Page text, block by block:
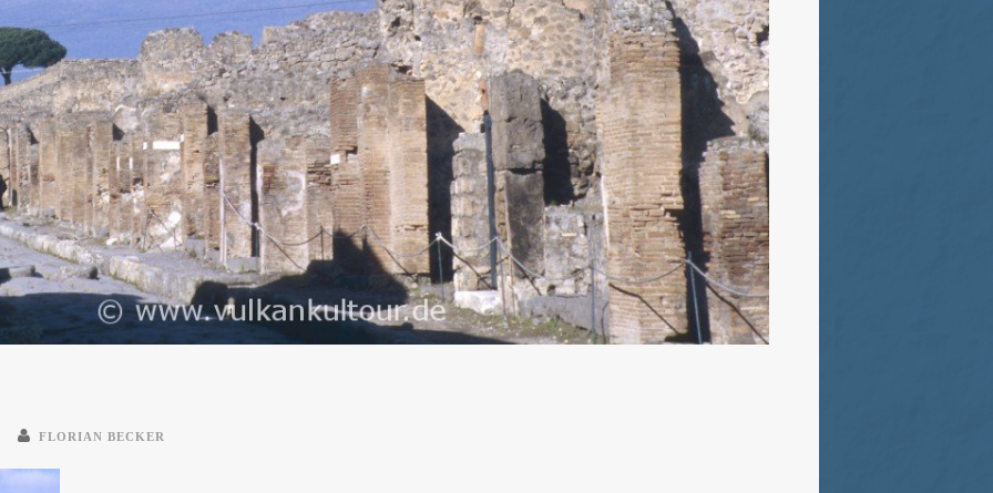
FLORIAN BECKER